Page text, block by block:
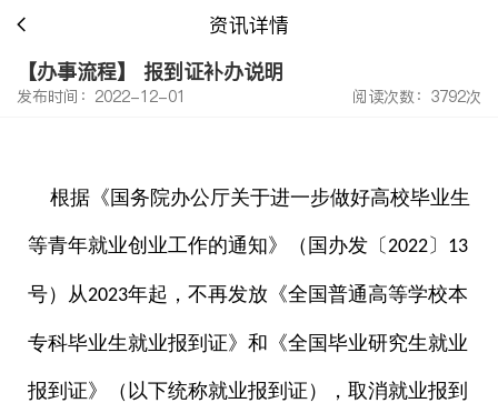
资讯详情
【办事流程】 报到证补办说明
发布时间：2022-12-01 阅读次数：3792次
根据《国务院办公厅关于进一步做好高校毕业生
等青年就业创业工作的通知》（国办发〔 2022 〕 13
号）从2023年起，不再发放《全国普通高等学校本
专科毕业生就业报到证》和《全国毕业研究生就业
报到证》（以下统称就业报到证），取消就业报到